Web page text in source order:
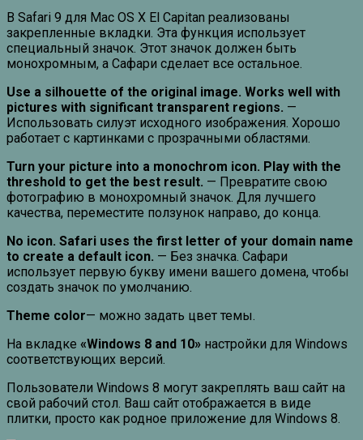
В Safari 9 для Mac OS X El Capitan реализованы
закрепленные вкладки. Эта функция использует
специальный значок. Этот значок должен быть
монохромным, а Сафари сделает все остальное.
Use a silhouette of the original image. Works well with
pictures with significant transparent regions. —
Использовать силуэт исходного изображения. Хорошо
работает с картинками с прозрачными областями.
Turn your picture into a monochrom icon. Play with the
threshold to get the best result. — Превратите свою
фотографию в монохромный значок. Для лучшего
качества, переместите ползунок направо, до конца.
No icon. Safari uses the first letter of your domain name
to create a default icon. — Без значка. Сафари
использует первую букву имени вашего домена, чтобы
создать значок по умолчанию.
Theme color— можно задать цвет темы.
На вкладке «Windows 8 and 10» настройки для Windows
соответствующих версий.
Пользователи Windows 8 могут закреплять ваш сайт на
свой рабочий стол. Ваш сайт отображается в виде
плитки, просто как родное приложение для Windows 8.